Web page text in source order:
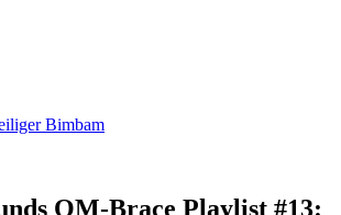
Bimbam
OM-Brace Playlist #13: